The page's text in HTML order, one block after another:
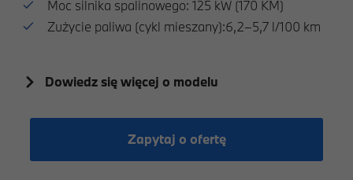
Moc silnika spalinowego: 125 kW (170 KM)
Zużycie paliwa (cykl mieszany):6,2–5,7 l/100 km
Dowiedz się więcej o modelu
Zapytaj o ofertę